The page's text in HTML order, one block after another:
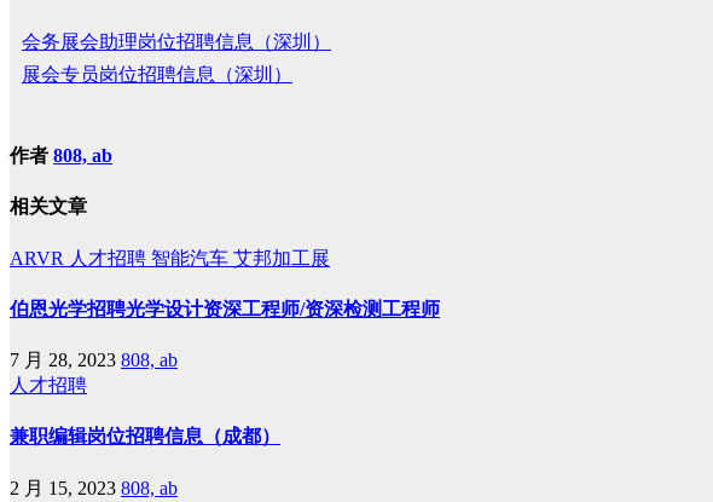
会务展会助理岗位招聘信息（深圳）
展会专员岗位招聘信息（深圳）
作者 808, ab
相关文章
ARVR 人才招聘 智能汽车 艾邦加工展
伯恩光学招聘光学设计资深工程师/资深检测工程师
7 月 28, 2023 808, ab
人才招聘
兼职编辑岗位招聘信息（成都）
2 月 15, 2023 808, ab